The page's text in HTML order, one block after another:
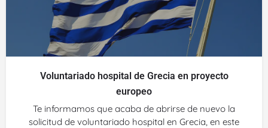
Voluntariado hospital de Grecia en proyecto
europeo
Te informamos que acaba de abrirse de nuevo la
solicitud de voluntariado hospital en Grecia, en este